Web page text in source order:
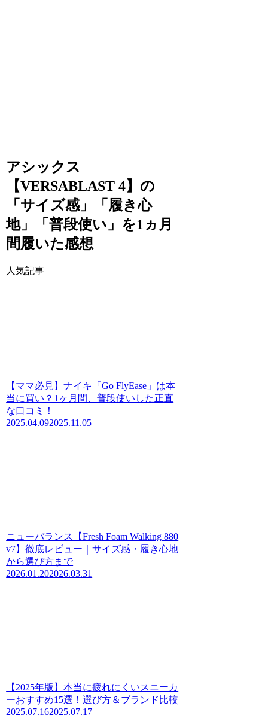
アシックス
【VERSABLAST 4】の
「サイズ感」「履き心
地」「普段使い」を1ヵ月
間履いた感想
人気記事
【ママ必見】ナイキ「Go FlyEase」は本
当に買い？1ヶ月間、普段使いした正直
な口コミ！
2025.04.092025.11.05
ニューバランス【Fresh Foam Walking 880
v7】徹底レビュー｜サイズ感・履き心地
から選び方まで
2026.01.202026.03.31
【2025年版】本当に疲れにくいスニーカ
ーおすすめ15選！選び方＆ブランド比較
2025.07.162025.07.17